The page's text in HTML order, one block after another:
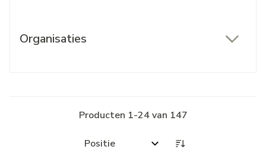
Organisaties
Producten 1-24van 147
Sorteer op: